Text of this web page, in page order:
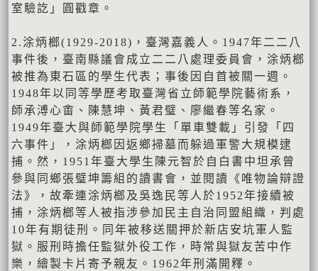
室驗訖」圓戳章。
2.涂炳榔(1929-2018)，臺灣嘉義人。1947年二二八
事件後，臺南縣議會成立二二八處理委員會，涂炳榔
被推為東石區的學生代表；事後因自首被關一週。
1948年以同等學歷考取臺灣省立師範學院藝術系，
師承溥心畬、陳慧坤、黃君璧、廖繼春等名家。
1949年臺大與師範學院學生「單車雙載」引發「四
六事件」，涂炳榔因返鄉掃墓而躲過軍警大規模逮
捕。然，1951年臺大學生陳元智於自白書中坦承曾
參與同鄉張璧坤籌組的讀書會，並閱讀《唯物論辯證
法》，故牽連涂炳榔及吳逸民等人於1952年接續被
捕，涂炳榔等人被指涉參加民主自治同盟組織，判處
10年有期徒刑。同年被移送關押於新店安坑軍人監
獄。服刑時擔任監獄外役工作，時常與獄友苦中作
樂，繪製卡片寄予親友。1962年刑滿開釋。